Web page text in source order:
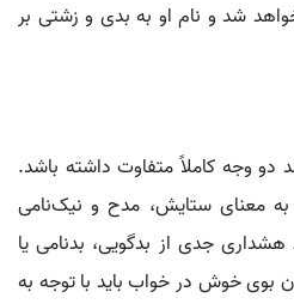
شد و نام او به بدی و زشتی بر
وجه کاملاً متفاوت داشته باشد.
معنای ستایش، مدح و نیک‌نامی
جدی از بدگویی، بدنامی یا
بوی خوش در خواب باید با توجه به